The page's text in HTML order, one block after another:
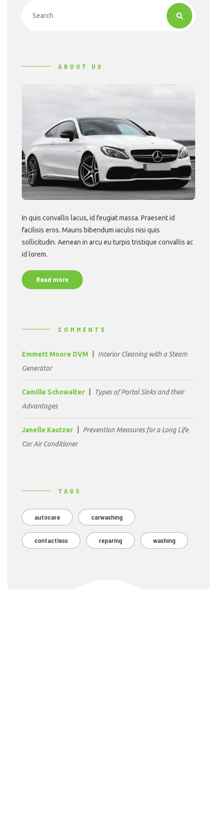
ABOUT US
In quis convallis lacus, id feugiat massa. Praesent id
facilisis eros. Mauris bibendum iaculis nisi quis
sollicitudin. Aenean in arcu eu turpis tristique convallis ac
id lorem.
Read more
COMMENTS
Emmett Moore DVM
Interior Cleaning with a Steam
Generator
Camille Schowalter
Types of Portal Sinks and their
Advantages
Janelle Kautzer
Prevention Measures for a Long Life
Car Air Conditioner
TAGS
autocare carwashing
contactless reparing washing